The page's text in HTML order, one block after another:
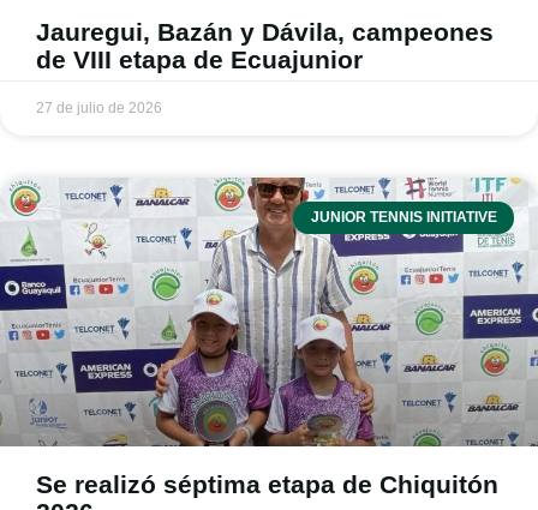
Jauregui, Bazán y Dávila, campeones
de VIII etapa de Ecuajunior
27 de julio de 2026
JUNIOR TENNIS INITIATIVE
Se realizó séptima etapa de Chiquitón